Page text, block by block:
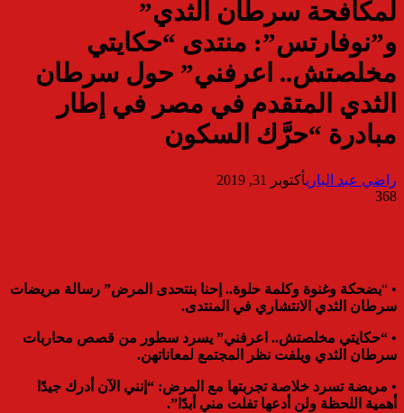
لمكافحة سرطان الثدي”
و”نوفارتس”: منتدى “حكايتي
مخلصتش.. اعرفني” حول سرطان
الثدي المتقدم في مصر في إطار
مبادرة “حرَّك السكون
راضي عبد الباريأكتوبر 31, 2019
368
• “بضحكة وغنوة وكلمة حلوة.. إحنا بنتحدى المرض” رسالة مريضات
سرطان الثدي الانتشاري في المنتدى.
• “حكايتي مخلصتش.. اعرفني” يسرد سطور من قصص محاربات
سرطان الثدي ويلفت نظر المجتمع لمعاناتهن.
• مريضة تسرد خلاصة تجربتها مع المرض: “إنني الآن أدرك جيدًا
أهمية اللحظة ولن أدعها تفلت مني أبدًا”.